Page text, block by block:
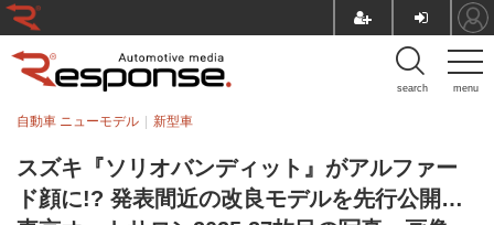
menu
search
スズキ『ソリオバンディット』がアルファー
ド顔に!? 発表間近の改良モデルを先行公開…
自動車 ニューモデル 新型車